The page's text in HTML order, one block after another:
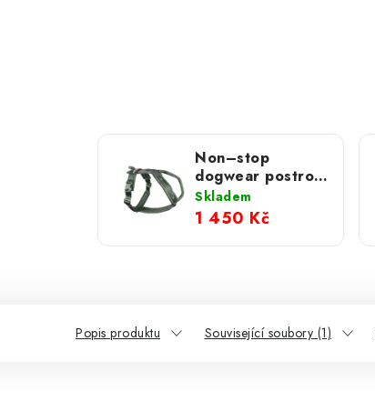
Non–stop
dogwear postroj
Line 5.0 zelený
Skladem
1 450 Kč
Popis produktu Související soubory (1)